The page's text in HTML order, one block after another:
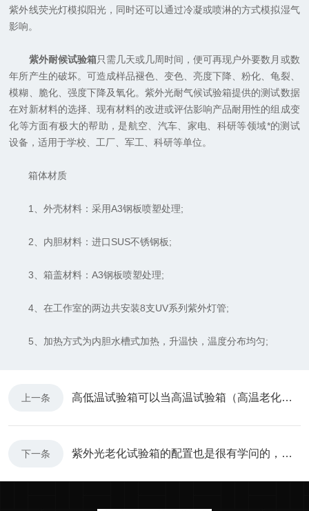
紫外线荧光灯模拟阳光，同时还可以通过冷凝或喷淋的方式模拟湿气
影响。
紫外耐候试验箱只需几天或几周时间，便可再现户外要数月或数
年所产生的破坏。可造成样品褪色、变色、亮度下降、粉化、龟裂、
模糊、脆化、强度下降及氧化。紫外光耐气候试验箱提供的测试数据
在对新材料的选择、现有材料的改进或评估影响产品耐用性的组成变
化等方面有极大的帮助，是航空、汽车、家电、科研等领域*的测试
设备，适用于学校、工厂、军工、科研等单位。
箱体材质
1、外壳材料：采用A3钢板喷塑处理;
2、内胆材料：进口SUS不锈钢板;
3、箱盖材料：A3钢板喷塑处理;
4、在工作室的两边共安装8支UV系列紫外灯管;
5、加热方式为内胆水槽式加热，升温快，温度分布均匀;
上一条 高低温试验箱可以当高温试验箱（高温老化箱）来使用吗？
下一条 紫外光老化试验箱的配置也是很有学问的，先来看看它的标准吧